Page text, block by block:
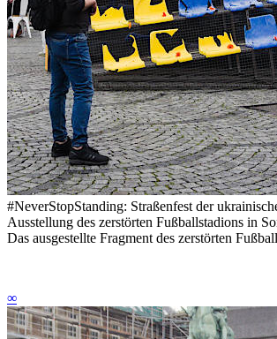
#NeverStopStanding: Straßenfest der
Ausstellung des zerstörten Fußballstadions in
Das ausgestellte Fragment des zerstörten
∞